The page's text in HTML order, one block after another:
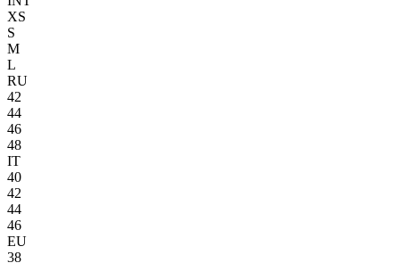
XS
S
M
L
RU
42
44
46
48
IT
40
42
44
46
EU
38